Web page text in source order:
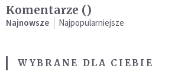
Komentarze ()
Najnowsze Najpopularniejsze
WYBRANE DLA CIEBIE